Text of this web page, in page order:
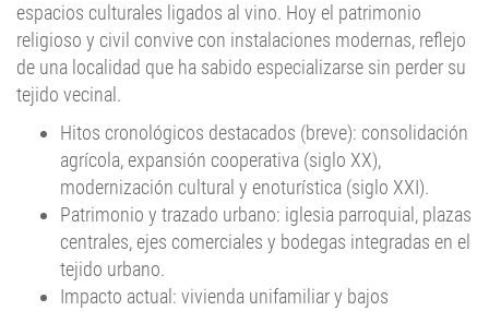
espacios culturales ligados al vino. Hoy el patrimonio
religioso y civil convive con instalaciones modernas, reflejo
de una localidad que ha sabido especializarse sin perder su
tejido vecinal.
Hitos cronológicos destacados (breve): consolidación
agrícola, expansión cooperativa (siglo XX),
modernización cultural y enoturística (siglo XXI).
Patrimonio y trazado urbano: iglesia parroquial, plazas
centrales, ejes comerciales y bodegas integradas en el
tejido urbano.
Impacto actual: vivienda unifamiliar y bajos